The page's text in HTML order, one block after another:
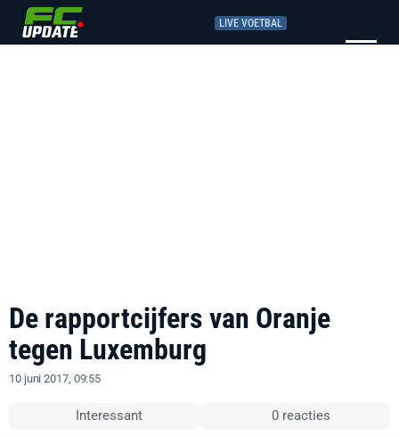
LIVE VOETBAL
De rapportcijfers van Oranje
tegen Luxemburg
10 juni 2017, 09:55
Interessant 0 reacties